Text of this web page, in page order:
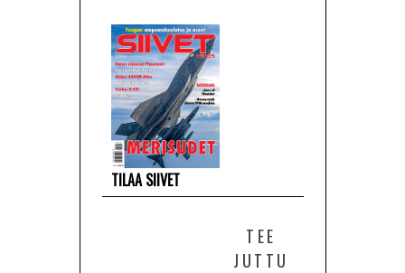
TILAA SIIVET
TEE
JUTTU